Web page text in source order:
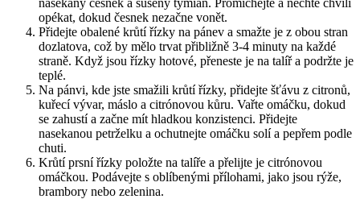
opékat, dokud česnek nezačne vonět.
Přidejte obalené krůtí řízky na pánev a smažte je z obou stran
dozlatova, což by mělo trvat přibližně 3-4 minuty na každé
straně. Když jsou řízky hotové, přeneste je na talíř a podržte je
teplé.
Na pánvi, kde jste smažili krůtí řízky, přidejte šťávu z citronů,
kuřecí vývar, máslo a citrónovou kůru. Vařte omáčku, dokud
se zahustí a začne mít hladkou konzistenci. Přidejte
nasekanou petrželku a ochutnejte omáčku solí a pepřem podle
chuti.
Krůtí prsní řízky položte na talíře a přelijte je citrónovou
omáčkou. Podávejte s oblíbenými přílohami, jako jsou rýže,
brambory nebo zelenina.